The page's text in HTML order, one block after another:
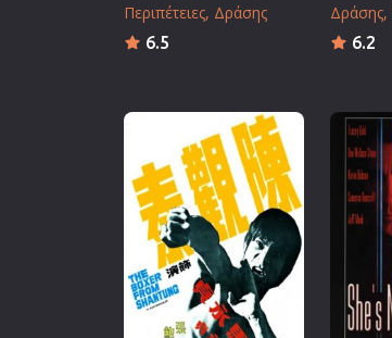
Περιπέτειες Δράσης
6.5
Δράσης
6.2